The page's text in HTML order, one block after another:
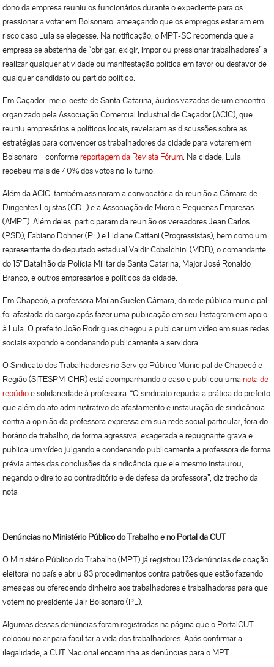
dono da empresa reuniu os funcionários durante o expediente para os
pressionar a votar em Bolsonaro, ameaçando que os empregos estariam em
risco caso Lula se elegesse. Na notificação, o MPT-SC recomenda que a
empresa se abstenha de “obrigar, exigir, impor ou pressionar trabalhadores” a
realizar qualquer atividade ou manifestação política em favor ou desfavor de
qualquer candidato ou partido político.
Em Caçador, meio-oeste de Santa Catarina, áudios vazados de um encontro
organizado pela Associação Comercial Industrial de Caçador (ACIC), que
reuniu empresários e políticos locais, revelaram as discussões sobre as
estratégias para convencer os trabalhadores da cidade para votarem em
Bolsonaro – conformereportagem da Revista Fórum. Na cidade, Lula
recebeu mais de 40% dos votos no 1º turno.
Além da ACIC, também assinaram a convocatória da reunião a Câmara de
Dirigentes Lojistas (CDL) e a Associação de Micro e Pequenas Empresas
(AMPE). Além deles, participaram da reunião os vereadores Jean Carlos
(PSD), Fabiano Dohner (PL) e Lidiane Cattani (Progressistas), bem como um
representante do deputado estadual Valdir Cobalchini (MDB), o comandante
do 15° Batalhão da Polícia Militar de Santa Catarina, Major José Ronaldo
Branco, e outros empresários e políticos da cidade.
Em Chapecó, a professora Mailan Suelen Câmara, da rede pública municipal,
foi afastada do cargo após fazer uma publicação em seu Instagram em apoio
à Lula. O prefeito João Rodrigues chegou a publicar um vídeo em suas redes
sociais expondo e condenando publicamente a servidora.
O Sindicato dos Trabalhadores no Serviço Público Municipal de Chapecó e
Região (SITESPM-CHR) está acompanhando o caso e publicou umanota de
repúdioe solidariedade à professora. “O sindicato repudia a prática do prefeito
que além do ato administrativo de afastamento e instauração de sindicância
contra a opinião da professora expressa em sua rede social particular, fora do
horário de trabalho, de forma agressiva, exagerada e repugnante grava e
publica um vídeo julgando e condenando publicamente a professora de forma
prévia antes das conclusões da sindicância que ele mesmo instaurou,
negando o direito ao contraditório e de defesa da professora”, diz trecho da
nota
Denúncias no Ministério Público do Trabalho e no Portal da CUT
O Ministério Público do Trabalho (MPT) já registrou 173 denúncias de coação
eleitoral no país e abriu 83 procedimentos contra patrões que estão fazendo
ameaças ou oferecendo dinheiro aos trabalhadores e trabalhadoras para que
votem no presidente Jair Bolsonaro (PL).
Algumas dessas denúncias foram registradas na página que o PortalCUT
colocou no ar para facilitar a vida dos trabalhadores. Após confirmar a
ilegalidade, a CUT Nacional encaminha as denúncias para o MPT.